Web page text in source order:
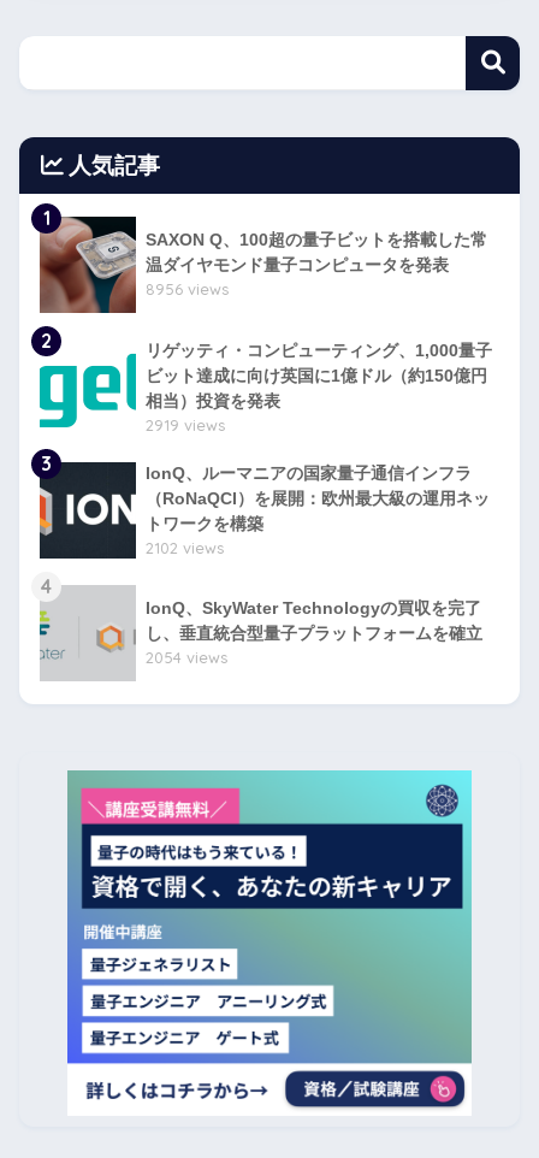
人気記事
1
SAXON Q、100超の量子ビットを搭載した常
温ダイヤモンド量子コンピュータを発表
8956 views
2
リゲッティ・コンピューティング、1,000量子
ビット達成に向け英国に1億ドル（約150億円
相当）投資を発表
2919 views
3
IonQ、ルーマニアの国家量子通信インフラ
（RoNaQCI）を展開：欧州最大級の運用ネッ
トワークを構築
2102 views
4
IonQ、SkyWater Technologyの買収を完了
し、垂直統合型量子プラットフォームを確立
2054 views